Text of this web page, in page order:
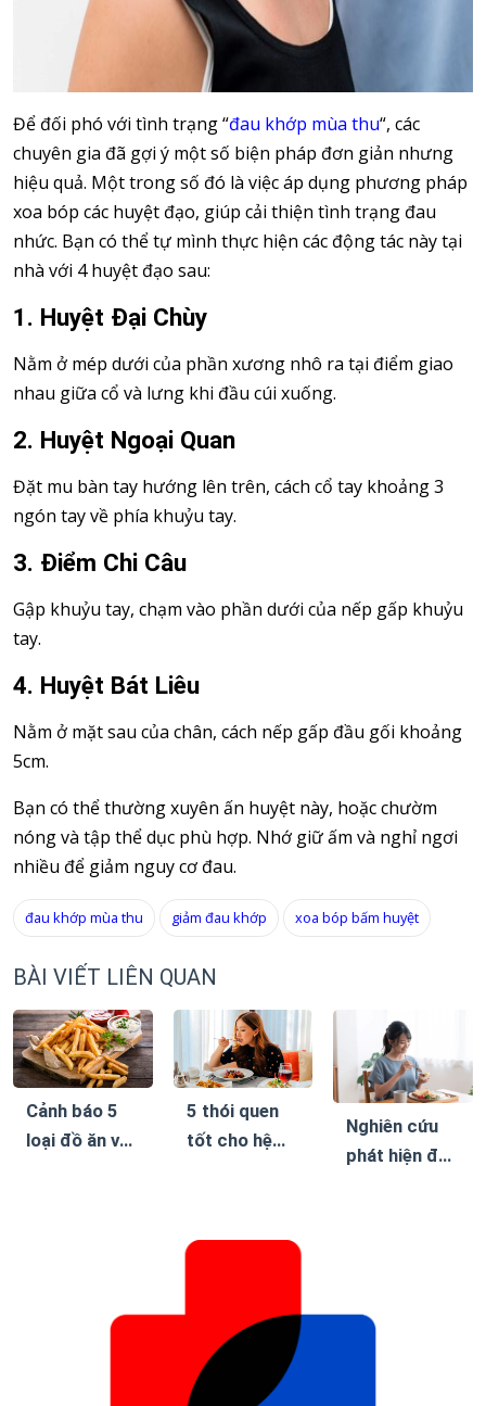
Để đối phó với tình trạng “đau khớp mùa thu“, các
chuyên gia đã gợi ý một số biện pháp đơn giản nhưng
hiệu quả. Một trong số đó là việc áp dụng phương pháp
xoa bóp các huyệt đạo, giúp cải thiện tình trạng đau
nhức. Bạn có thể tự mình thực hiện các động tác này tại
nhà với 4 huyệt đạo sau:
1. Huyệt Đại Chùy
Nằm ở mép dưới của phần xương nhô ra tại điểm giao
nhau giữa cổ và lưng khi đầu cúi xuống.
2. Huyệt Ngoại Quan
Đặt mu bàn tay hướng lên trên, cách cổ tay khoảng 3
ngón tay về phía khuỷu tay.
3. Điểm Chi Câu
Gập khuỷu tay, chạm vào phần dưới của nếp gấp khuỷu
tay.
4. Huyệt Bát Liêu
Nằm ở mặt sau của chân, cách nếp gấp đầu gối khoảng
5cm.
Bạn có thể thường xuyên ấn huyệt này, hoặc chườm
nóng và tập thể dục phù hợp. Nhớ giữ ấm và nghỉ ngơi
nhiều để giảm nguy cơ đau.
đau khớp mùa thu giảm đau khớp xoa bóp bấm huyệt
BÀI VIẾT LIÊN QUAN
Cảnh báo 5
loại đồ ăn vặt
5 thói quen
tốt cho hệ
không cần ăn
Nghiên cứu
phát hiện đây